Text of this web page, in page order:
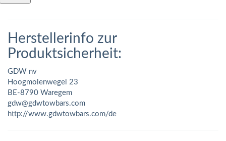
Herstellerinfo zur
Produktsicherheit:
GDW nv
Hoogmolenwegel 23
BE-8790 Waregem
gdw@gdwtowbars.com
http://www.gdwtowbars.com/de